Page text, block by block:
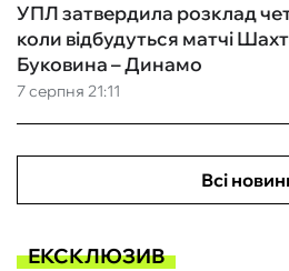
7 серпня 21:11
УПЛ затвердила розклад
коли відбудуться матчі
Буковина – Динамо
Всі
ЕКСКЛЮЗИВ